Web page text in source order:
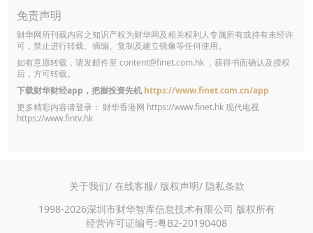
免责声明
财华网所刊载内容之知识产权为财华网及相关权利人专属所有或持有未经许
可，禁止进行转载、摘编、复制及建立镜像等任何使用。
如有意愿转载，请发邮件至 content@finet.com.hk ，获得书面确认及授权
后，方可转载。
下载财华财经app，把握投资先机 https://www.finet.com.cn/app
更多精彩内容请登录： 财华香港网 https://www.finet.hk现代电视
https://www.fintv.hk
关于我们/ 在线客服/ 版权声明/ 隐私条款
1998-2026深圳市财华智库信息技术有限公司 版权所有
经营许可证编号:粤B2-20190408